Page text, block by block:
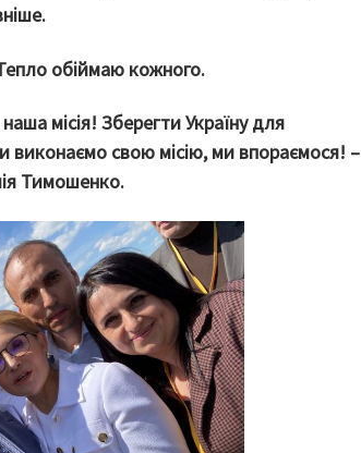
обіймаю кожного.
місія! Зберегти Україну для
виконаємо свою місію, ми впораємося! –
Тимошенко.